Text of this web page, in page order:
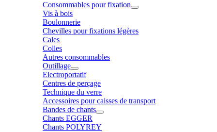
Consommables pour fixation
Vis à bois
Boulonnerie
Chevilles pour fixations légères
Cales
Colles
Autres consommables
Outillage
Electroportatif
Centres de perçage
Technique du verre
Accessoires pour caisses de transport
Bandes de chants
Chants EGGER
Chants POLYREY